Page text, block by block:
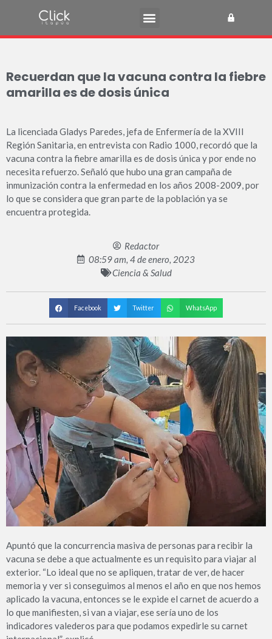
Recuerdan que la vacuna contra la fiebre
amarilla es de dosis única
La licenciada Gladys Paredes, jefa de Enfermería de la XVIII
Región Sanitaria, en entrevista con Radio 1000, recordó que la
vacuna contra la fiebre amarilla es de dosis única y por ende no
necesita refuerzo. Señaló que hubo una gran campaña de
inmunización contra la enfermedad en los años 2008-2009, por
lo que se considera que gran parte de la población ya se
encuentra protegida.
Redactor
08:59 am, 4 de enero, 2023
Ciencia & Salud
Facebook Twitter WhatsApp
Apuntó que la concurrencia masiva de personas para recibir la
vacuna se debe a que actualmente es un requisito para viajar al
exterior. “Lo ideal que no se apliquen, tratar de ver, de hacer
memoria y ver si conseguimos al menos el año en que nos hemos
aplicado la vacuna, entonces se le expide el carnet de acuerdo a
lo que manifiesten, si van a viajar, ese sería uno de los
indicadores valederos para que podamos expedirle su carnet